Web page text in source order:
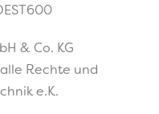
& Co. KG
Rechte und
e.K.